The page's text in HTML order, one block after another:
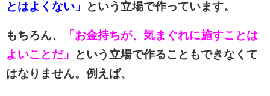
とはよくない」
という立場で作っています。
もちろん、
「お金持ちが、気まぐれに施すことは
よいことだ」
という立場で作ることもできなくて
はなりません。例えば、